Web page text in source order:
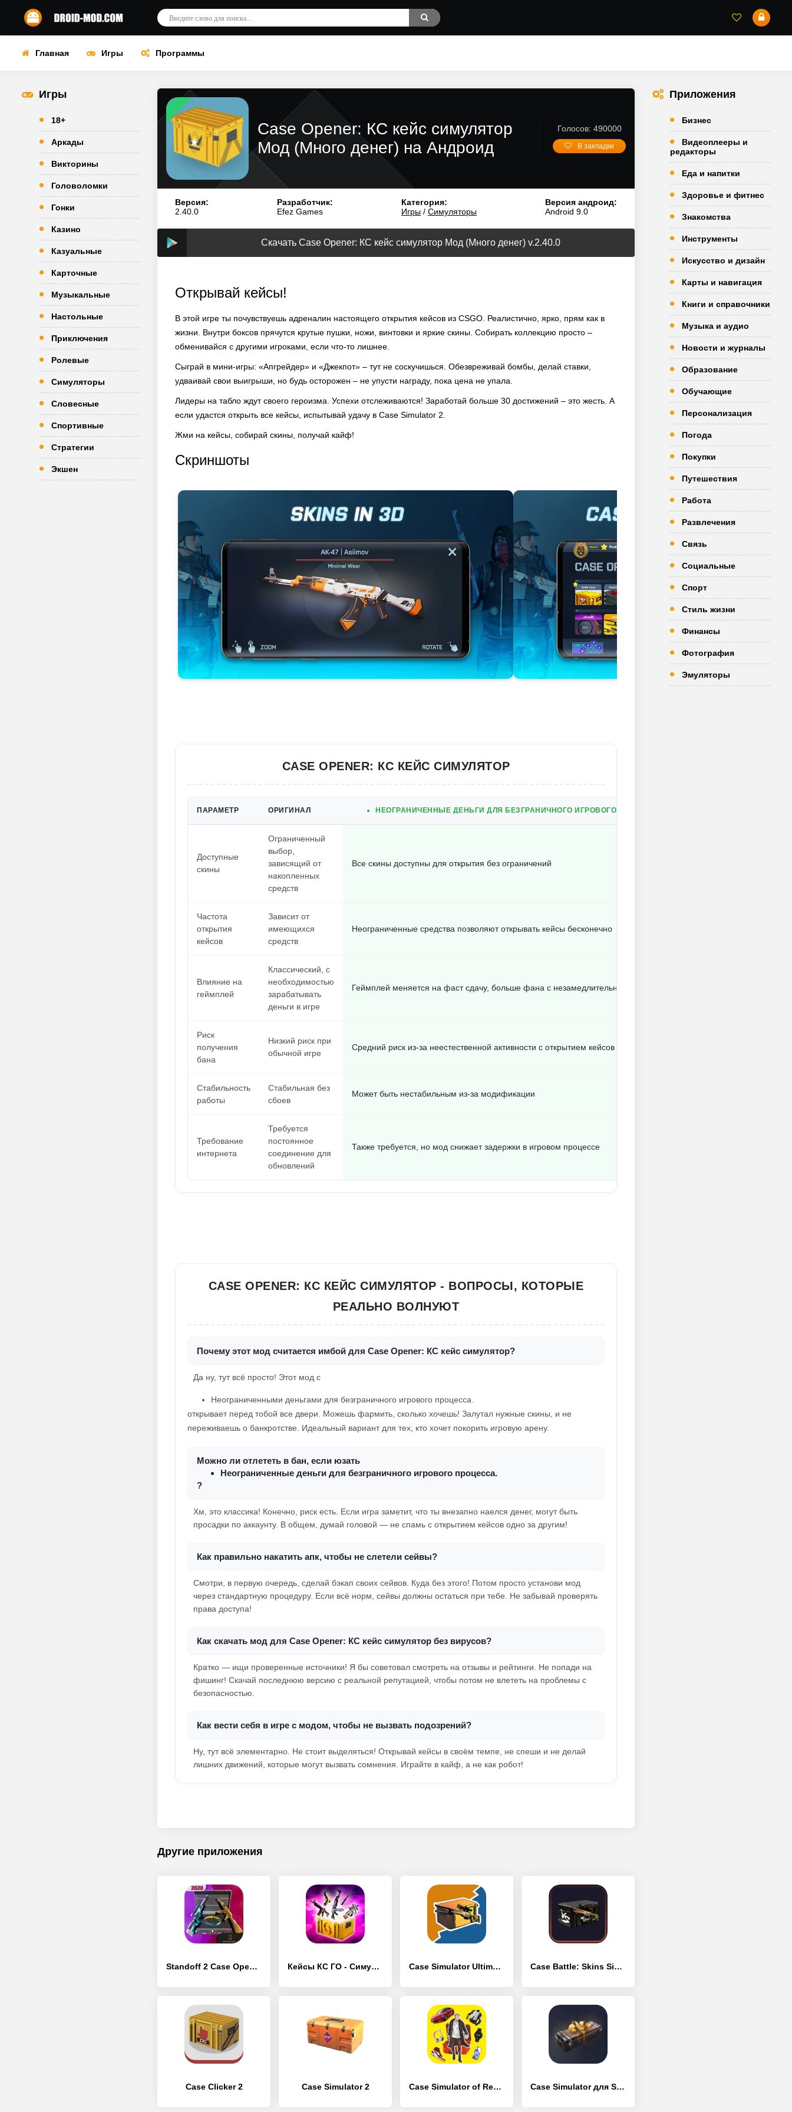
Главная Игры Программы
Игры
18+
Аркады
Викторины
Головоломки
Гонки
Казино
Казуальные
Карточные
Музыкальные
Настольные
Приключения
Ролевые
Симуляторы
Словесные
Спортивные
Стратегии
Экшен
Case Opener: КС кейс симулятор
Мод (Много денег) на Андроид
Голосов: 490000
В закладки
Версия:
2.40.0
Разработчик:
Efez Games
Категория:
Игры / Симуляторы
Версия андроид:
Android 9.0
Скачать Case Opener: КС кейс симулятор Мод (Много денег) v.2.40.0
Открывай кейсы!
В этой игре ты почувствуешь адреналин настоящего открытия кейсов из CSGO. Реалистично, ярко, прям как в
жизни. Внутри боксов прячутся крутые пушки, ножи, винтовки и яркие скины. Собирать коллекцию просто –
обменивайся с другими игроками, если что-то лишнее.
Сыграй в мини-игры: «Апгрейдер» и «Джекпот» – тут не соскучишься. Обезвреживай бомбы, делай ставки,
удваивай свои выигрыши, но будь осторожен – не упусти награду, пока цена не упала.
Лидеры на табло ждут своего героизма. Успехи отслеживаются! Заработай больше 30 достижений – это жесть. А
если удастся открыть все кейсы, испытывай удачу в Case Simulator 2.
Жми на кейсы, собирай скины, получай кайф!
Скриншоты
CASE OPENER: КС КЕЙС СИМУЛЯТОР
ПАРАМЕТР ОРИГИНАЛ НЕОГРАНИЧЕННЫЕ ДЕНЬГИ ДЛЯ БЕЗГРАНИЧНОГО ИГРОВОГО ПРОЦЕССА.
Доступные
скины
Ограниченный
выбор,
зависящий от
накопленных
средств
Все скины доступны для открытия без ограничений
Частота
открытия
кейсов
Зависит от
имеющихся
средств
Неограниченные средства позволяют открывать кейсы бесконечно
Влияние на
геймплей
Классический, с
необходимостью
зарабатывать
деньги в игре
Геймплей меняется на фаст сдачу, больше фана с незамедлительными лутами
Риск
получения
бана
Низкий риск при
обычной игре
Средний риск из-за неестественной активности с открытием кейсов
Стабильность
работы
Стабильная без
сбоев
Может быть нестабильным из-за модификации
Требование
интернета
Требуется
постоянное
соединение для
обновлений
Также требуется, но мод снижает задержки в игровом процессе
CASE OPENER: КС КЕЙС СИМУЛЯТОР - ВОПРОСЫ, КОТОРЫЕ
РЕАЛЬНО ВОЛНУЮТ
Почему этот мод считается имбой для Case Opener: КС кейс симулятор?
Да ну, тут всё просто! Этот мод с
Неограниченными деньгами для безграничного игрового процесса.
открывает перед тобой все двери. Можешь фармить, сколько хочешь! Залутал нужные скины, и не
переживаешь о банкротстве. Идеальный вариант для тех, кто хочет покорить игровую арену.
Можно ли отлететь в бан, если юзать
Неограниченные деньги для безграничного игрового процесса.
?
Хм, это классика! Конечно, риск есть. Если игра заметит, что ты внезапно наелся денег, могут быть
просадки по аккаунту. В общем, думай головой — не спамь с открытием кейсов одно за другим!
Как правильно накатить апк, чтобы не слетели сейвы?
Смотри, в первую очередь, сделай бэкап своих сейвов. Куда без этого! Потом просто установи мод
через стандартную процедуру. Если всё норм, сейвы должны остаться при тебе. Не забывай проверять
права доступа!
Как скачать мод для Case Opener: КС кейс симулятор без вирусов?
Кратко — ищи проверенные источники! Я бы советовал смотреть на отзывы и рейтинги. Не попади на
фишинг! Скачай последнюю версию с реальной репутацией, чтобы потом не влететь на проблемы с
безопасностью.
Как вести себя в игре с модом, чтобы не вызвать подозрений?
Ну, тут всё элементарно. Не стоит выделяться! Открывай кейсы в своём темпе, не спеши и не делай
лишних движений, которые могут вызвать сомнения. Играйте в кайф, а не как робот!
Другие приложения
Standoff 2 Case Opener Кейсы КС ГО - Симулятор Кейсов Case Simulator Ultimate CS 2 Case Battle: Skins Simulator – Idle Clicker Games
Case Clicker 2 Case Simulator 2 Case Simulator of Real Things Case Simulator для Standoff 2
Приложения
Бизнес
Видеоплееры и
редакторы
Еда и напитки
Здоровье и фитнес
Знакомства
Инструменты
Искусство и дизайн
Карты и навигация
Книги и справочники
Музыка и аудио
Новости и журналы
Образование
Обучающие
Персонализация
Погода
Покупки
Путешествия
Работа
Развлечения
Связь
Социальные
Спорт
Стиль жизни
Финансы
Фотография
Эмуляторы